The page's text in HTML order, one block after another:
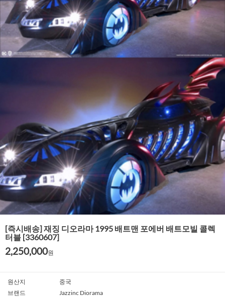
[즉시배송] 재징 디오라마 1995 배트맨 포에버 배트모빌 콜렉
터블 [3360607]
2,250,000원
원산지
중국
브랜드
Jazzinc Diorama